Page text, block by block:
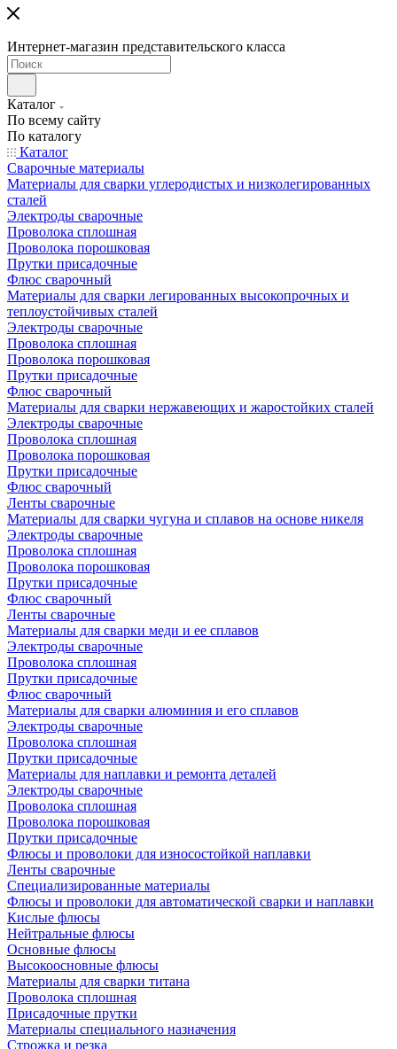
Интернет-магазин представительского класса
Каталог
По всему сайту
По каталогу
Каталог
Сварочные материалы
Материалы для сварки углеродистых и низколегированных
сталей
Электроды сварочные
Проволока сплошная
Проволока порошковая
Прутки присадочные
Флюс сварочный
Материалы для сварки легированных высокопрочных и
теплоустойчивых сталей
Электроды сварочные
Проволока сплошная
Проволока порошковая
Прутки присадочные
Флюс сварочный
Материалы для сварки нержавеющих и жаростойких сталей
Электроды сварочные
Проволока сплошная
Проволока порошковая
Прутки присадочные
Флюс сварочный
Ленты сварочные
Материалы для сварки чугуна и сплавов на основе никеля
Электроды сварочные
Проволока сплошная
Проволока порошковая
Прутки присадочные
Флюс сварочный
Ленты сварочные
Материалы для сварки меди и ее сплавов
Электроды сварочные
Проволока сплошная
Прутки присадочные
Флюс сварочный
Материалы для сварки алюминия и его сплавов
Электроды сварочные
Проволока сплошная
Прутки присадочные
Материалы для наплавки и ремонта деталей
Электроды сварочные
Проволока сплошная
Проволока порошковая
Прутки присадочные
Флюсы и проволоки для износостойкой наплавки
Ленты сварочные
Специализированные материалы
Флюсы и проволоки для автоматической сварки и наплавки
Кислые флюсы
Нейтральные флюсы
Основные флюсы
Высокоосновные флюсы
Материалы для сварки титана
Проволока сплошная
Присадочные прутки
Материалы специального назначения
Строжка и резка